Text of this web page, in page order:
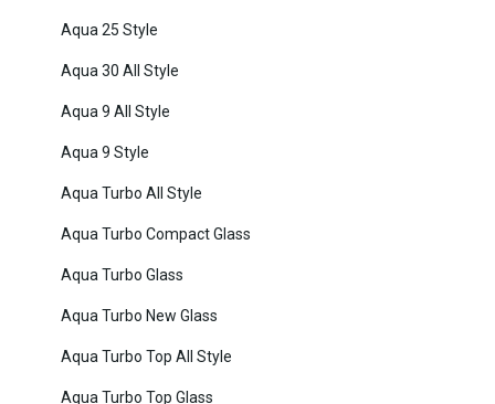
Aqua 25 Style
Aqua 30 All Style
Aqua 9 All Style
Aqua 9 Style
Aqua Turbo All Style
Aqua Turbo Compact Glass
Aqua Turbo Glass
Aqua Turbo New Glass
Aqua Turbo Top All Style
Aqua Turbo Top Glass